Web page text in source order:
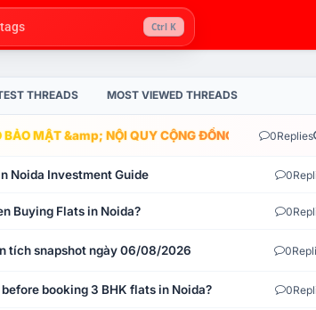
Ctrl K
THREADS MOST VIEWED THREADS
BẢO MẬT &amp; NỘI QUY CỘNG ĐỒNG VLIKE.VN:
0Replies
Noida Investment Guide 0
Buying Flats in Noida? 0
tích snapshot ngày 06/08/2026 0
booking 3 BHK flats in Noida? 0